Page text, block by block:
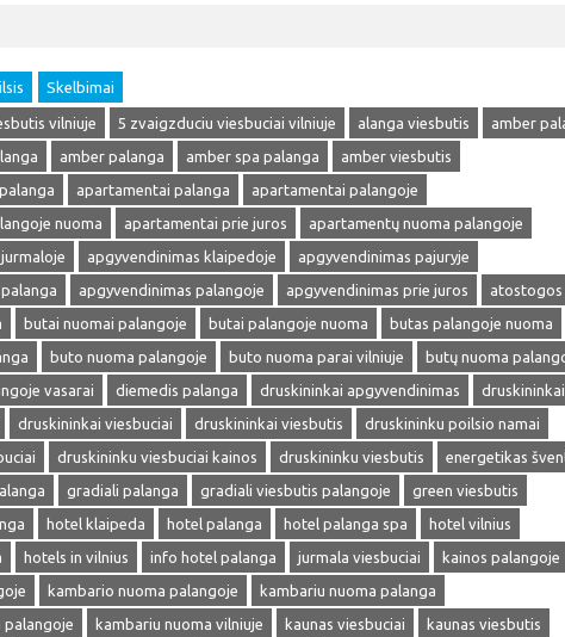
Skelbimai
vilniuje 5 zvaigzduciu viesbuciai vilniuje alanga viesbutis
amber
amber palanga amber spa palanga
amber viesbutis
apartamentai palanga
apartamentai palangoje
nuoma
apartamentai prie juros
apartamentų nuoma palangoje
apgyvendinimas klaipedoje
apgyvendinimas pajuryje
apgyvendinimas palangoje apgyvendinimas prie juros
atostogos
butai nuomai palangoje butai palangoje nuoma
butas palangoje nuoma
buto nuoma palangoje buto nuoma parai vilniuje
butų nuoma
vasarai
diemedis palanga druskininkai apgyvendinimas
druskininkai viesbuciai druskininkai viesbutis
druskininku poilsio namai
druskininku viesbuciai kainos druskininku viesbutis
energetikas
gradiali palanga gradiali viesbutis palangoje
green viesbutis
hotel klaipeda hotel palanga hotel palanga spa
hotel vilnius
hotels in vilnius info hotel palanga jurmala viesbuciai
kainos palangoje
kambario nuoma palangoje
kambariu nuoma palanga
palangoje
kambariu nuoma vilniuje kaunas viesbuciai
kaunas viesbutis